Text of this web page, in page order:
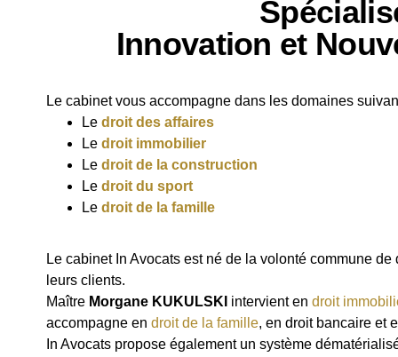
Innovation et
Le cabinet vous accompagne dans les domaines
Le droit des affaires
Le droit immobilier
Le droit de la construction
Le droit du sport
Le droit de la famille
Le cabinet In Avocats est né de la volonté commune
leurs clients.
Maître Morgane KUKULSKI intervient en droit
accompagne en droit de la famille, en droit bancaire et
In Avocats propose également un système